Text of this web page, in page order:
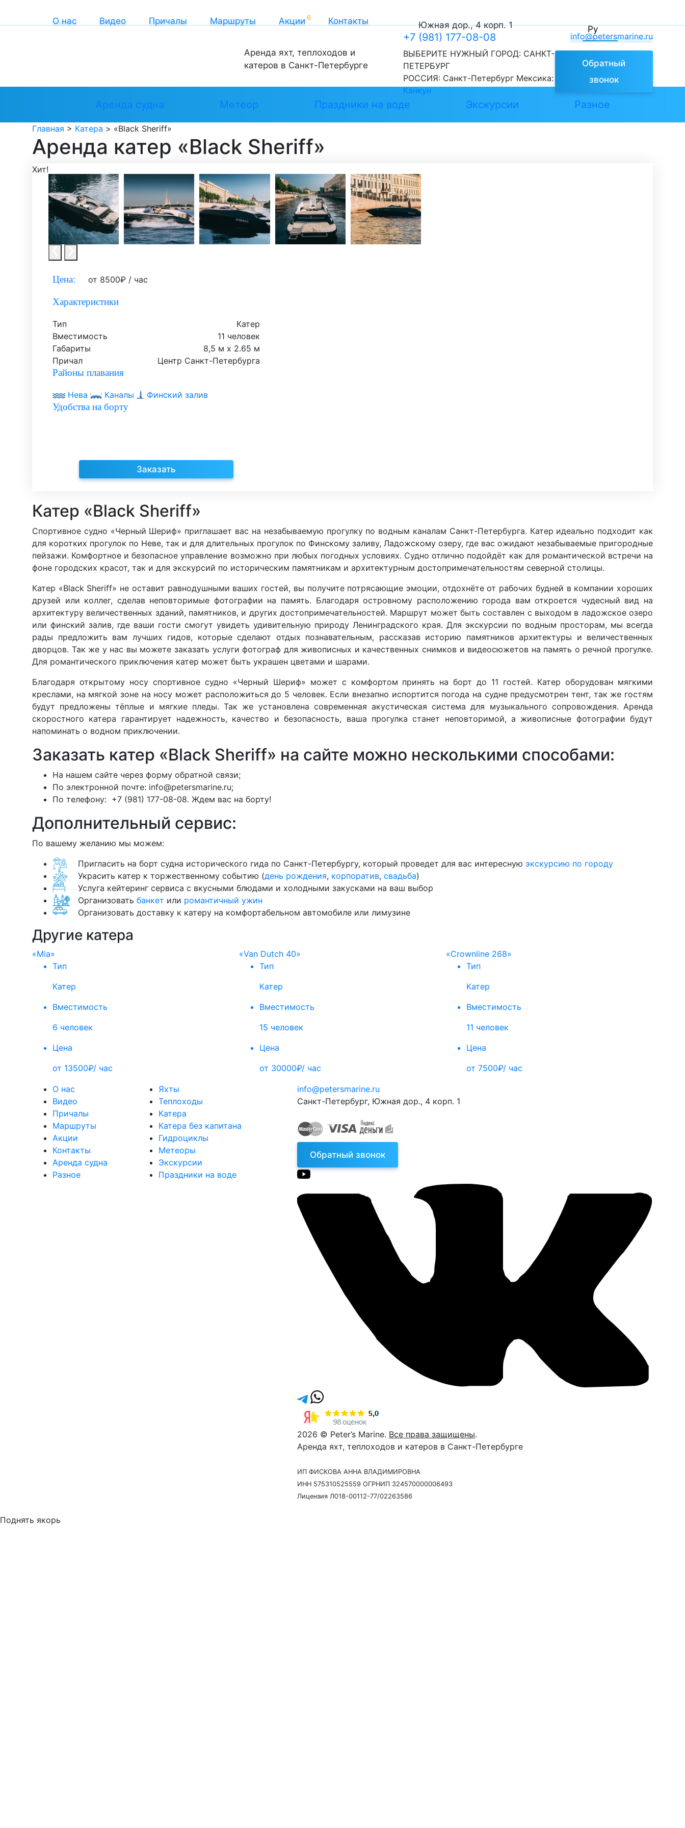
О нас Видео Причалы Маршруты Акции Контакты Южная дор., 4 корп. 1 Ру
Аренда яхт, теплоходов и
катеров в Санкт-Петербурге
+7 (981) 177-08-08
ВЫБЕРИТЕ НУЖНЫЙ ГОРОД: САНКТ-
ПЕТЕРБУРГ
РОССИЯ: Санкт-Петербург Мексика:
Канкун
info@petersmarine.ru
Обратный
звонок
Аренда судна Метеор Праздники на воде Экскурсии Разное
Главная > Катера > «Black Sheriff»
Аренда катер «Black Sheriff»
Хит!
Цена: от 8500₽ / час
Характеристики
Тип
Катер
Вместимость
11 человек
Габариты
8,5 м х 2.65 м
Причал
Центр Санкт-Петербурга
Районы плавания
Нева Каналы Финский залив
Удобства на борту
Заказать
Катер «Black Sheriff»
Спортивное судно «Черный Шериф» приглашает вас на незабываемую прогулку по водным каналам Санкт-Петербурга. Катер идеально подходит как
для коротких прогулок по Неве, так и для длительных прогулок по Финскому заливу, Ладожскому озеру, где вас ожидают незабываемые пригородные
пейзажи. Комфортное и безопасное управление возможно при любых погодных условиях. Судно отлично подойдёт как для романтической встречи на
фоне городских красот, так и для экскурсий по историческим памятникам и архитектурным достопримечательностям северной столицы.
Катер «Black Sheriff» не оставит равнодушными ваших гостей, вы получите потрясающие эмоции, отдохнёте от рабочих будней в компании хороших
друзей или коллег, сделав неповторимые фотографии на память. Благодаря островному расположению города вам откроется чудесный вид на
архитектуру величественных зданий, памятников, и других достопримечательностей. Маршрут может быть составлен с выходом в ладожское озеро
или финский залив, где ваши гости смогут увидеть удивительную природу Ленинградского края. Для экскурсии по водным просторам, мы всегда
рады предложить вам лучших гидов, которые сделают отдых познавательным, рассказав историю памятников архитектуры и величественных
дворцов. Так же у нас вы можете заказать услуги фотограф для живописных и качественных снимков и видеосюжетов на память о речной прогулке.
Для романтического приключения катер может быть украшен цветами и шарами.
Благодаря открытому носу спортивное судно «Черный Шериф» может с комфортом принять на борт до 11 гостей. Катер оборудован мягкими
креслами, на мягкой зоне на носу может расположиться до 5 человек. Если внезапно испортится погода на судне предусмотрен тент, так же гостям
будут предложены тёплые и мягкие пледы. Так же установлена современная акустическая система для музыкального сопровождения. Аренда
скоростного катера гарантирует надежность, качество и безопасность, ваша прогулка станет неповторимой, а живописные фотографии будут
напоминать о водном приключении.
Заказать катер «Black Sheriff» на сайте можно несколькими способами:
На нашем сайте через форму обратной связи;
По электронной почте: info@petersmarine.ru;
По телефону: +7 (981) 177-08-08. Ждем вас на борту!
Дополнительный сервис:
По вашему желанию мы можем:
Пригласить на борт судна исторического гида по Санкт-Петербургу, который проведет для вас интересную экскурсию по городу
Украсить катер к торжественному событию (день рождения, корпоратив, свадьба)
Услуга кейтеринг сервиса с вкусными блюдами и холодными закусками на ваш выбор
Организовать банкет или романтичный ужин
Организовать доставку к катеру на комфортабельном автомобиле или лимузине
Другие катера
«Mia»
Тип
Катер
Вместимость
6 человек
Цена
от 13500₽/ час
«Van Dutch 40»
Тип
Катер
Вместимость
15 человек
Цена
от 30000₽/ час
«Crownline 268»
Тип
Катер
Вместимость
11 человек
Цена
от 7500₽/ час
О нас
Видео
Причалы
Маршруты
Акции
Контакты
Аренда судна
Разное
Яхты
Теплоходы
Катера
Катера без капитана
Гидроциклы
Метеоры
Экскурсии
Праздники на воде
info@petersmarine.ru
Санкт-Петербург, Южная дор., 4 корп. 1
Обратный звонок
2026 © Peter’s Marine. Все права защищены.
Аренда яхт, теплоходов и катеров в Санкт-Петербурге
ИП ФИСКОВА АННА ВЛАДИМИРОВНА
ИНН 575310525559 ОГРНИП 324570000006493
Лицензия Л018-00112-77/02263586
Поднять якорь